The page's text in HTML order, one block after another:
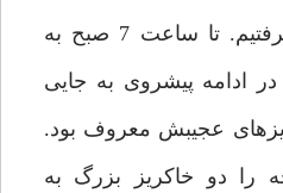
اسيرهاى زيادى هم گرفتيم. تا ساعت 7 صبح به
در ادامه پيشروى به جايى
عجيبش معروف بود.
دو خاكريز بزرگ به